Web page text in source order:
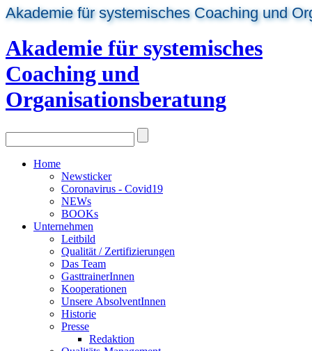
Akademie für systemisches Coaching und
Akademie für systemisches
Coaching und
Organisationsberatung
Home
Newsticker
Coronavirus - Covid19
NEWs
BOOKs
Unternehmen
Leitbild
Qualität / Zertifizierungen
Das Team
GasttrainerInnen
Kooperationen
Unsere AbsolventInnen
Historie
Presse
Redaktion